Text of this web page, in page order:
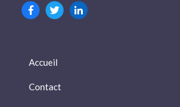
Accueil
Contact